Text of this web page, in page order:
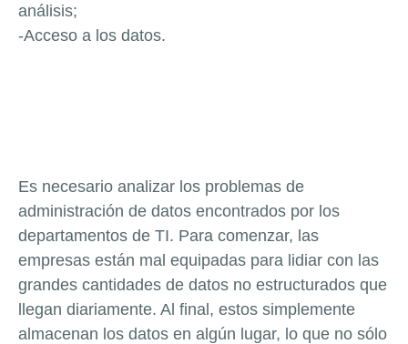
análisis;
-Acceso a los datos.
Es necesario analizar los problemas de
administración de datos encontrados por los
departamentos de TI. Para comenzar, las
empresas están mal equipadas para lidiar con las
grandes cantidades de datos no estructurados que
llegan diariamente. Al final, estos simplemente
almacenan los datos en algún lugar, lo que no sólo